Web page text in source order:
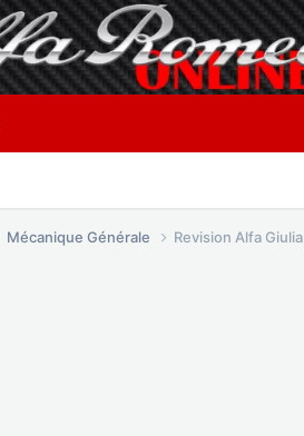
Mécanique Générale Revision Alfa